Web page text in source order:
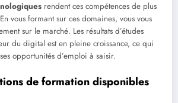
rendent ces compétences de plus
vous formant sur ces domaines, vous vous
sur le marché. Les résultats d’études
du digital est en pleine croissance, ce qui
opportunités d’emploi à saisir.
de formation disponibles